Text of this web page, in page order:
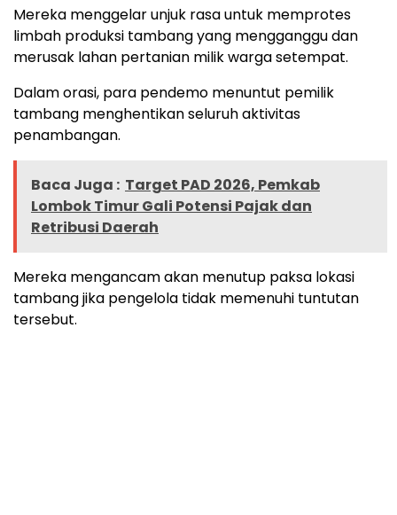
Mereka menggelar unjuk rasa untuk memprotes
limbah produksi tambang yang mengganggu dan
merusak lahan pertanian milik warga setempat.
Dalam orasi, para pendemo menuntut pemilik
tambang menghentikan seluruh aktivitas
penambangan.
Baca Juga : Target PAD 2026, Pemkab
Lombok Timur Gali Potensi Pajak dan
Retribusi Daerah
Mereka mengancam akan menutup paksa lokasi
tambang jika pengelola tidak memenuhi tuntutan
tersebut.